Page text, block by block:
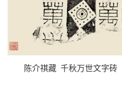
陈介祺藏 千秋万世文字砖